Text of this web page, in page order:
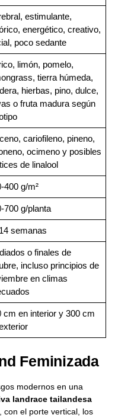
estimulante,
energético, creativo,
poco sedante
limón, pomelo,
tierra húmeda,
hierbas, pino, dulce,
o fruta madura según
cariofileno, pineno,
ocimeno y posibles
de linalool
400 g/m²
700 g/planta
semanas
o finales de
incluso principios de
en climas
cm en interior y 300 cm
Feminizada
modernos en una
landrace tailandesa
con el porte vertical, los